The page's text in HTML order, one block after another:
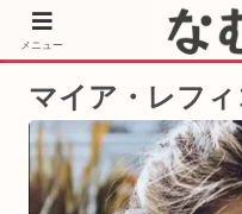
［PR］Prime Video も
マイア・レフィ
メニュー